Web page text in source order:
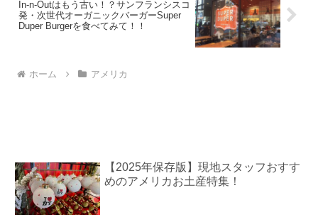
In-n-Outはもう古い！？サンフランシスコ
発・次世代オーガニックバーガーSuper
Duper Burgerを食べてみて！！
ホーム アメリカ
【2025年保存版】現地スタッフおすす
めのアメリカお土産特集！